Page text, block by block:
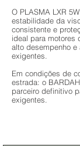
O PLASMA LXR
estabilidade da
consistente e
ideal para motores
alto desempenho
exigentes.
Em condições de
estrada: o
parceiro definitivo
exigentes.